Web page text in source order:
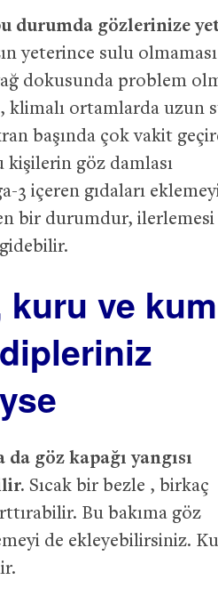
durumda gözlerinize
yeterince sulu olmaması
dokusunda problem
klimalı ortamlarda uzun
başında çok vakit
kişilerin göz damlası
içeren gıdaları
bir durumdur, ilerlemesi
kuru ve
göz kapağı yangısı
Sıcak bir bezle , birkaç
Bu bakıma göz
de ekleyebilirsiniz.